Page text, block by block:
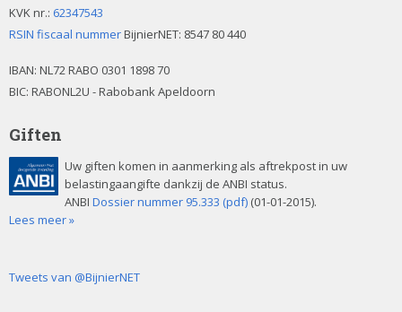
KVK nr.: 62347543
RSIN fiscaal nummerBijnierNET: 8547 80 440
IBAN: NL72 RABO 0301 1898 70
BIC: RABONL2U - Rabobank Apeldoorn
Giften
Uw giften komen in aanmerking als aftrekpost in uw
belastingaangifte dankzij de ANBI status.
ANBI Dossier nummer 95.333 (pdf) (01-01-2015).
Lees meer »
Tweets van @BijnierNET